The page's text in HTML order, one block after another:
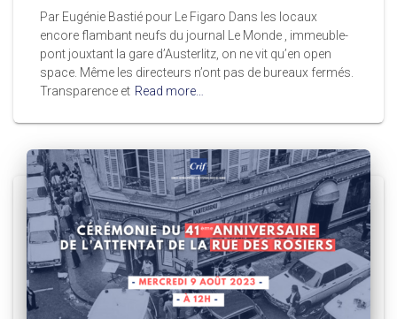
Par Eugénie Bastié pour Le Figaro Dans les locaux
encore flambant neufs du journal Le Monde , immeuble-
pont jouxtant la gare d’Austerlitz, on ne vit qu’en open
space. Même les directeurs n’ont pas de bureaux fermés.
Transparence et Read more…